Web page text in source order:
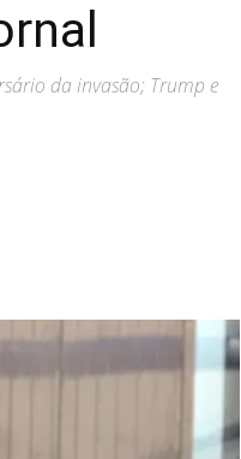
da invasão; Trump e